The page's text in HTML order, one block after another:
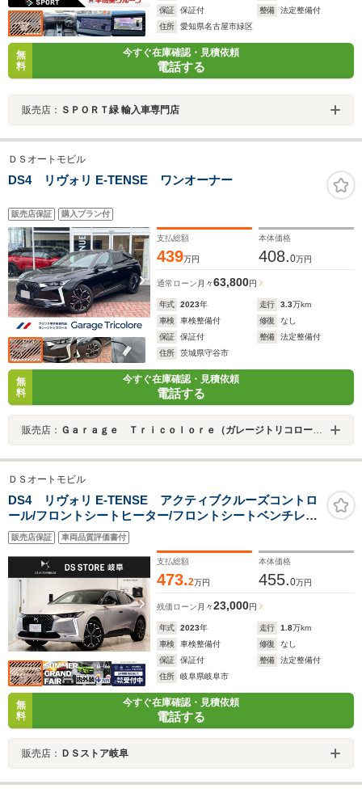
保証
保証付 整備
法定整備付
住所
愛知県名古屋市緑区
無
料
今すぐ在庫確認・見積依頼
電話する
販売店： ＳＰＯＲＴ緑 輸入車専門店
ＤＳオートモビル
DS4 リヴォリ E-TENSE ワンオーナー
販売店保証 購入プラン付
支払総額
439万円
本体価格
408.0万円
通常ローン 月々63,800円
年式 2023年 走行 3.3万km
車検
車検整備付 修復
なし
保証
保証付 整備
法定整備付
住所
茨城県守谷市
無
料
今すぐ在庫確認・見積依頼
電話する
販売店： Ｇａｒａｇｅ Ｔｒｉｃｏｌｏｒｅ（ガレージトリコロール）
ＤＳオートモビル
DS4 リヴォリ E-TENSE アクティブクルーズコントロ
ール/フロントシートヒーター/フロントシートベンチレー
ション/ステアリングヒーター/10インチタッチスクリー
ン/19インチアルミホイール
販売店保証 車両品質評価書付
支払総額
473.2万円
本体価格
455.0万円
残価ローン 月々23,000円
年式 2023年 走行 1.8万km
車検
車検整備付 修復
なし
保証
保証付 整備
法定整備付
住所
岐阜県岐阜市
無
料
今すぐ在庫確認・見積依頼
電話する
販売店： ＤＳストア岐阜